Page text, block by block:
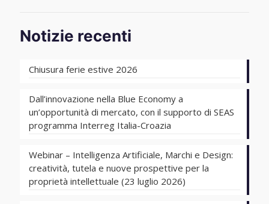
Notizie recenti
Chiusura ferie estive 2026
Dall’innovazione nella Blue Economy a
un’opportunità di mercato, con il supporto di SEAS
programma Interreg Italia-Croazia
Webinar – Intelligenza Artificiale, Marchi e Design:
creatività, tutela e nuove prospettive per la
proprietà intellettuale (23 luglio 2026)